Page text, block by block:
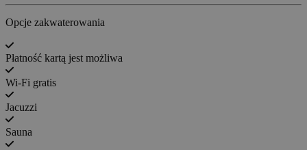
Opcje zakwaterowania
Płatność kartą jest możliwa
Wi-Fi gratis
Jacuzzi
Sauna